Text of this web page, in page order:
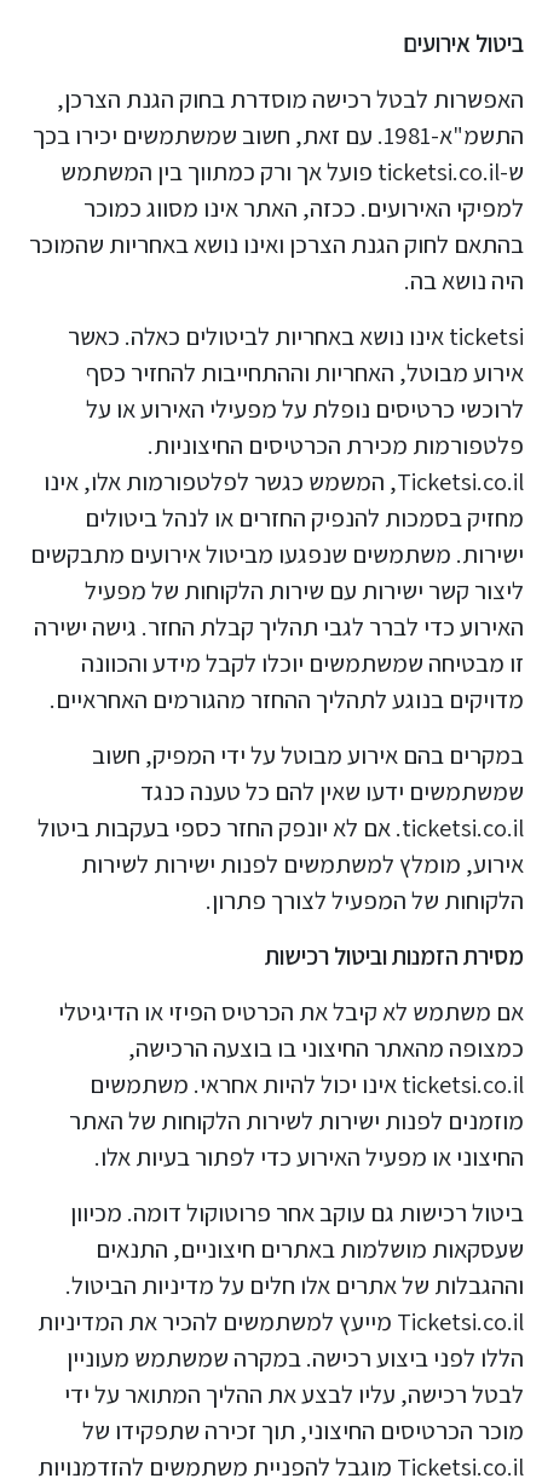
ביטול אירועים
האפשרות לבטל רכישה מוסדרת בחוק הגנת הצרכן,
התשמ"א-1981. עם זאת, חשוב שמשתמשים יכירו בכך
ש-ticketsi.co.il פועל אך ורק כמתווך בין המשתמש
למפיקי האירועים. ככזה, האתר אינו מסווג כמוכר
בהתאם לחוק הגנת הצרכן ואינו נושא באחריות שהמוכר
היה נושא בה.
ticketsi אינו נושא באחריות לביטולים כאלה. כאשר
אירוע מבוטל, האחריות וההתחייבות להחזיר כסף
לרוכשי כרטיסים נופלת על מפעילי האירוע או על
פלטפורמות מכירת הכרטיסים החיצוניות.
Ticketsi.co.il, המשמש כגשר לפלטפורמות אלו, אינו
מחזיק בסמכות להנפיק החזרים או לנהל ביטולים
ישירות. משתמשים שנפגעו מביטול אירועים מתבקשים
ליצור קשר ישירות עם שירות הלקוחות של מפעיל
האירוע כדי לברר לגבי תהליך קבלת החזר. גישה ישירה
זו מבטיחה שמשתמשים יוכלו לקבל מידע והכוונה
מדויקים בנוגע לתהליך ההחזר מהגורמים האחראיים.
במקרים בהם אירוע מבוטל על ידי המפיק, חשוב
שמשתמשים ידעו שאין להם כל טענה כנגד
ticketsi.co.il. אם לא יונפק החזר כספי בעקבות ביטול
אירוע, מומלץ למשתמשים לפנות ישירות לשירות
הלקוחות של המפעיל לצורך פתרון.
מסירת הזמנות וביטול רכישות
אם משתמש לא קיבל את הכרטיס הפיזי או הדיגיטלי
כמצופה מהאתר החיצוני בו בוצעה הרכישה,
ticketsi.co.il אינו יכול להיות אחראי. משתמשים
מוזמנים לפנות ישירות לשירות הלקוחות של האתר
החיצוני או מפעיל האירוע כדי לפתור בעיות אלו.
ביטול רכישות גם עוקב אחר פרוטוקול דומה. מכיוון
שעסקאות מושלמות באתרים חיצוניים, התנאים
וההגבלות של אתרים אלו חלים על מדיניות הביטול.
Ticketsi.co.il מייעץ למשתמשים להכיר את המדיניות
הללו לפני ביצוע רכישה. במקרה שמשתמש מעוניין
לבטל רכישה, עליו לבצע את ההליך המתואר על ידי
מוכר הכרטיסים החיצוני, תוך זכירה שתפקידו של
Ticketsi.co.il מוגבל להפניית משתמשים להזדמנויות